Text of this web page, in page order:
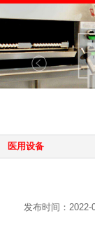
医用设备
发布时间：2022-